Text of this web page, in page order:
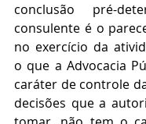
conclusão pré-
consulente é o
no exercício da
o que a Advocacia
caráter de controle
decisões que a